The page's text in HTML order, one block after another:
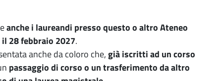
anche i laureandi presso questo o altro Ateneo
28 febbraio 2027.
anche da coloro che,già iscritti ad un corso
passaggio di corso o un trasferimento da altro